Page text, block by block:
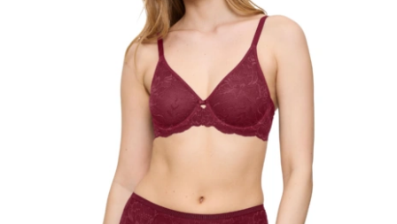
Είδη Παρέλασης
Σχετικά με εμάς